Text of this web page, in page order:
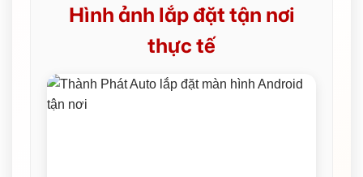
Hình ảnh lắp đặt tận nơi
thực tế